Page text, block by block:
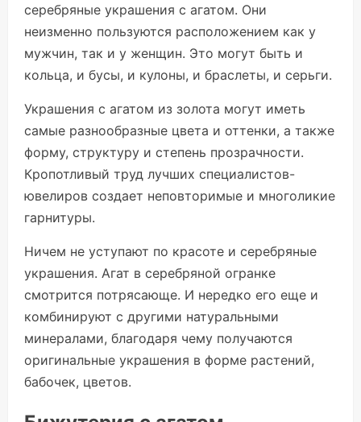
серебряные украшения с агатом. Они
неизменно пользуются расположением как у
мужчин, так и у женщин. Это могут быть и
кольца, и бусы, и кулоны, и браслеты, и серьги.
Украшения с агатом из золота могут иметь
самые разнообразные цвета и оттенки, а также
форму, структуру и степень прозрачности.
Кропотливый труд лучших специалистов-
ювелиров создает неповторимые и многоликие
гарнитуры.
Ничем не уступают по красоте и серебряные
украшения. Агат в серебряной огранке
смотрится потрясающе. И нередко его еще и
комбинируют с другими натуральными
минералами, благодаря чему получаются
оригинальные украшения в форме растений,
бабочек, цветов.